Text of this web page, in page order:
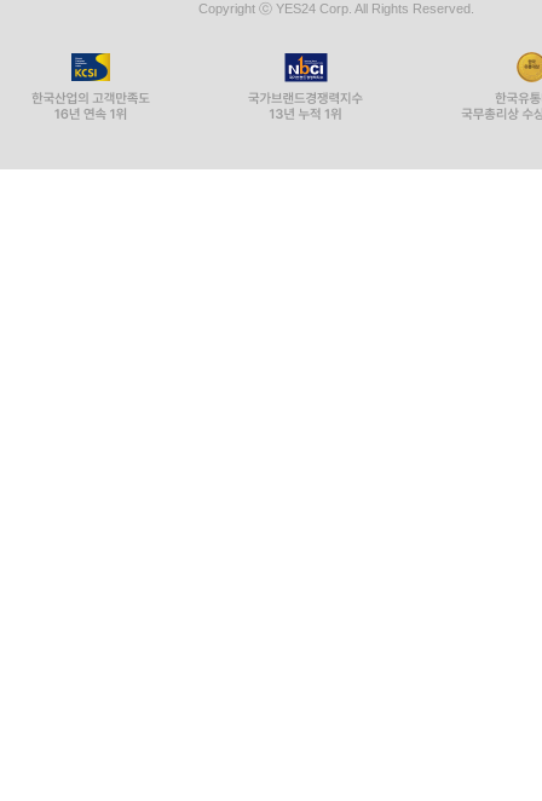
Copyright ⓒ YES24 Corp. All Rights Reserved.